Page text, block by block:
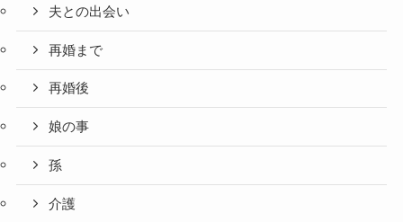
夫との出会い
再婚まで
再婚後
娘の事
孫
介護